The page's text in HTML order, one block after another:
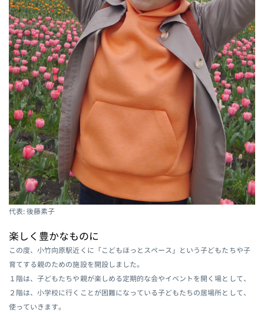
代表: 後藤素子
楽しく豊かなものに
この度、小竹向原駅近くに「こどもほっとスペース」という子どもたちや子
育てする親のための施設を開設しました。
１階は、子どもたちや親が楽しめる定期的な会やイベントを開く場として、
２階は、小学校に行くことが困難になっている子どもたちの居場所として、
使っていきます。